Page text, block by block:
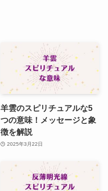
羊雲のスピリチュアルな5
つの意味！メッセージと象
徴を解説
2025年3月22日